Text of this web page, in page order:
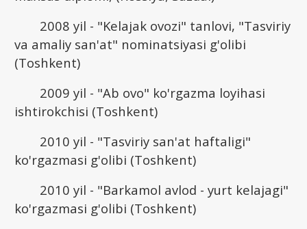
2008 yil - "Kelajak ovozi" tanlovi, "Tasviriy
va amaliy san'at" nominatsiyasi g'olibi
(Toshkent)
2009 yil - "Ab ovo" ko'rgazma loyihasi
ishtirokchisi (Toshkent)
2010 yil - "Tasviriy san'at haftaligi"
ko'rgazmasi g'olibi (Toshkent)
2010 yil - "Barkamol avlod - yurt kelajagi"
ko'rgazmasi g'olibi (Toshkent)